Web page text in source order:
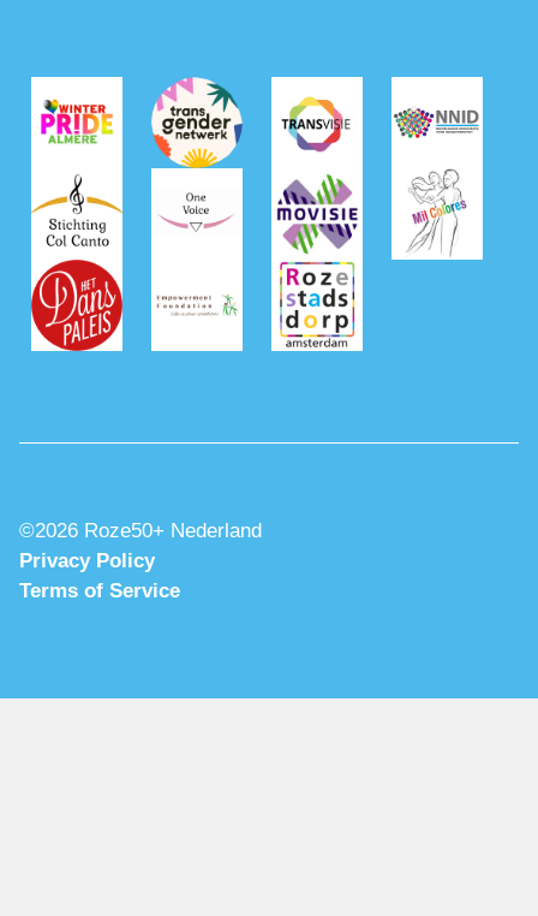
©2026 Roze50+ Nederland
Privacy Policy
Terms of Service